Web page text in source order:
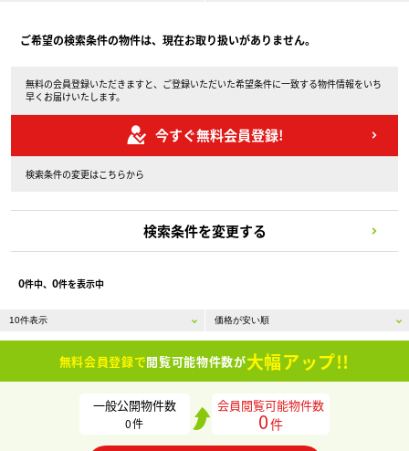
ご希望の検索条件の物件は、現在お取り扱いがありません。
無料の会員登録いただきますと、ご登録いただいた希望条件に一致する物件情報をいち
早くお届けいたします。
今すぐ無料会員登録!
検索条件の変更はこちらから
検索条件を変更する
0件中、 0件を表示中
無料会員登録で閲覧可能物件数が大幅アップ!!
一般公開物件数
0件
会員閲覧可能物件数
0件